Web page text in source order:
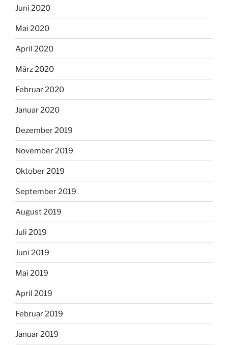
Juni 2020
Mai 2020
April 2020
März 2020
Februar 2020
Januar 2020
Dezember 2019
November 2019
Oktober 2019
September 2019
August 2019
Juli 2019
Juni 2019
Mai 2019
April 2019
Februar 2019
Januar 2019